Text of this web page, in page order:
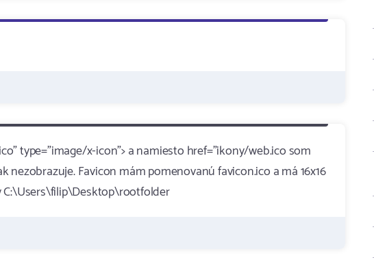
type="image/x-icon"> a namiesto href="ikony/web.ico som
Favicon mám pomenovanú favicon.ico a má 16x16
C:\Users\filip\Desktop\rootfolder